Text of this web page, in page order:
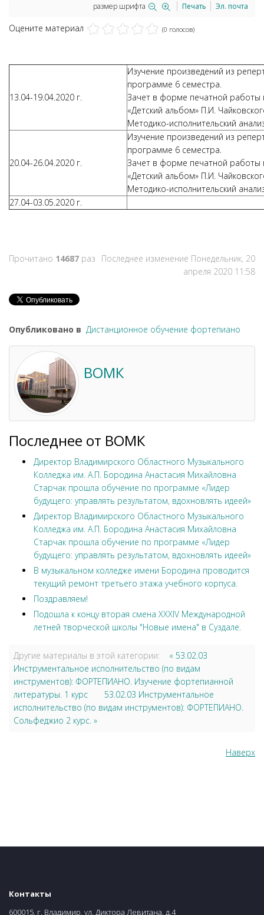
размер шрифта Печать Эл. почта
Оцените материал (0 голосов)
13.04-19.04.2020 г.
Изучение произведений из
программе 6 семестра.
Зачет в форме печатной работы
«Детский альбом» П.И.
Методико-исполнительский
20.04-26.04.2020 г.
Изучение произведений из
программе 6 семестра.
Зачет в форме печатной работы
«Детский альбом» П.И.
Методико-исполнительский
27.04-03.05.2020 г.
Прочитано 14687 раз
Последнее изменение Понедельник, 20
апреля 2020 11:58
Опубликовано в Дистанционное обучение фортепиано
ВОМК
Последнее от ВОМК
Директор Владимирского Областного Музыкального
Колледжа им. А.П. Бородина Анастасия Михайловна
Старчак прошла обучение по программе «Лидер
будущего: управлять результатом, вдохновлять идеей»
Директор Владимирского Областного Музыкального
Колледжа им. А.П. Бородина Анастасия Михайловна
Старчак прошла обучение по программе «Лидер
будущего: управлять результатом, вдохновлять идеей»
В музыкальном колледже имени Бородина проводится
текущий ремонт третьего этажа учебного корпуса.
Поздравляем!
Подошла к концу вторая смена XXXIV Международной
летней творческой школы "Новые имена" в Суздале.
Другие материалы в этой категории:
« 53.02.03
Инструментальное исполнительство (по видам
инструментов): ФОРТЕПИАНО. Изучение фортепианной
литературы. 1 курс
53.02.03 Инструментальное
исполнительство (по видам инструментов): ФОРТЕПИАНО.
Сольфеджио 2 курс. »
Наверх
Контакты
600015, г. Владимир, ул. Диктора Левитана, д.4